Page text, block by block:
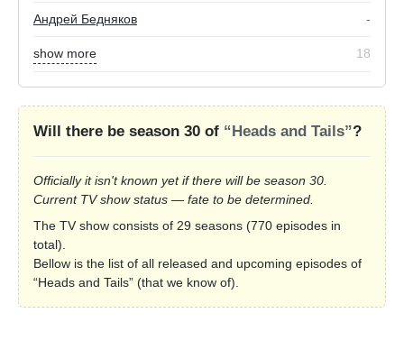
Андрей Бедняков -
show more 18
Will there be season 30 of “Heads and Tails”?
Officially it isn't known yet if there will be season 30.
Current TV show status — fate to be determined.
The TV show consists of 29 seasons (770 episodes in
total).
Bellow is the list of all released and upcoming episodes of
“Heads and Tails” (that we know of).